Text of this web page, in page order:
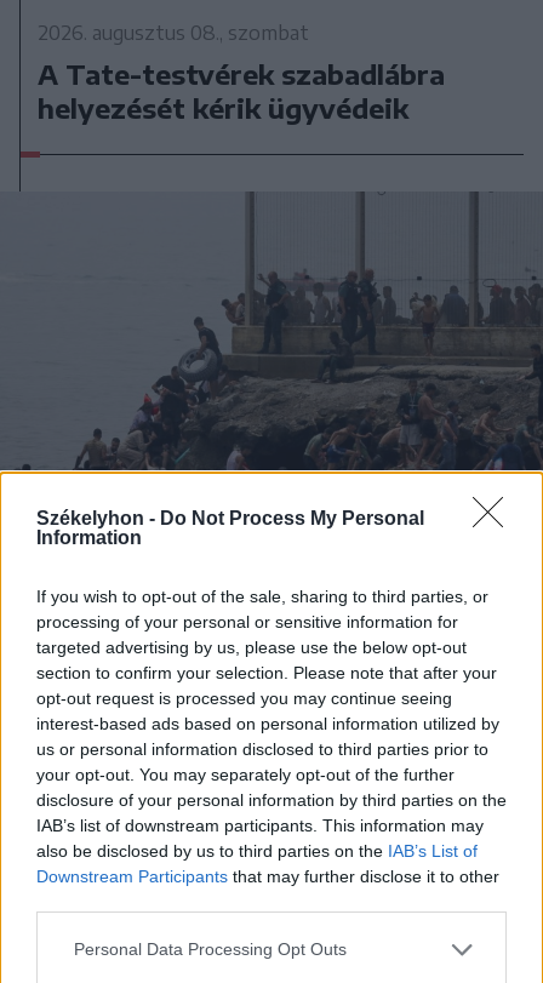
Székelyhon - Do Not Process My Personal
Information
If you wish to opt-out of the sale, sharing to third parties, or
processing of your personal or sensitive information for
targeted advertising by us, please use the below opt-out
section to confirm your selection. Please note that after your
opt-out request is processed you may continue seeing
interest-based ads based on personal information utilized by
us or personal information disclosed to third parties prior to
your opt-out. You may separately opt-out of the further
disclosure of your personal information by third parties on the
IAB’s list of downstream participants. This information may
also be disclosed by us to third parties on the IAB’s List of
Downstream Participants that may further disclose it to other
Personal Data Processing Opt Outs
2026. augusztus 08., szombat
A Tate-testvérek szabadlábra
helyezését kérik ügyvédeik
2026. július 31., péntek
Migrációs válság Ceutában: több
tízezer határsértő jutott be a
spanyol városba Marokkó felől